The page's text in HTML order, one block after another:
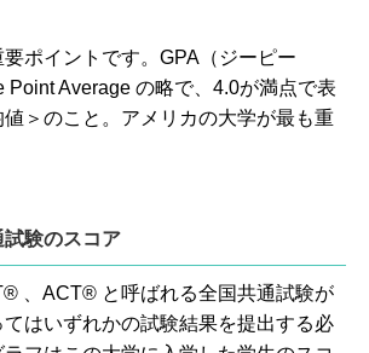
ポイントです。GPA（ジーピー
Point Average の略で、4.0が満点で表
＞のこと。アメリカの大学が最も重
試験のスコア
、ACT® と呼ばれる全国共通試験が
はいずれかの試験結果を提出する必